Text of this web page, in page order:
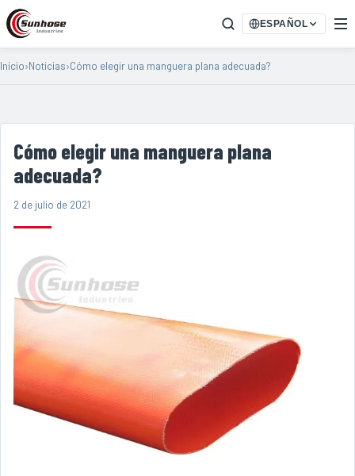
ESPAÑOL
Inicio›Noticias›Cómo elegir una manguera plana adecuada?
Cómo elegir una manguera plana
adecuada?
2 de julio de 2021